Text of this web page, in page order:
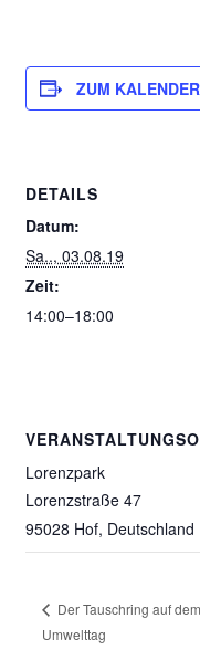
ZUM
DETAILS
Datum:
Sa.., 03.08.19
Zeit:
14:00–18:00
Lorenzpark
Lorenzstraße 47
95028 Hof, Deutschland
Der Tauschring auf
Umwelttag